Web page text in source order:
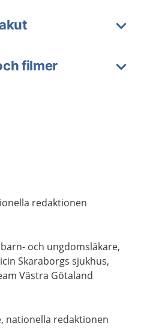
filmer
redaktionen
barn- och ungdomsläkare,
Skaraborgs sjukhus,
Västra Götaland
nationella redaktionen